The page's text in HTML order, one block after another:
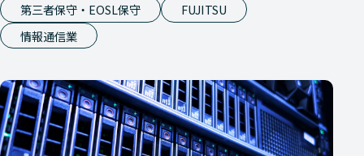
第三者保守・EOSL保守
FUJITSU
情報通信業